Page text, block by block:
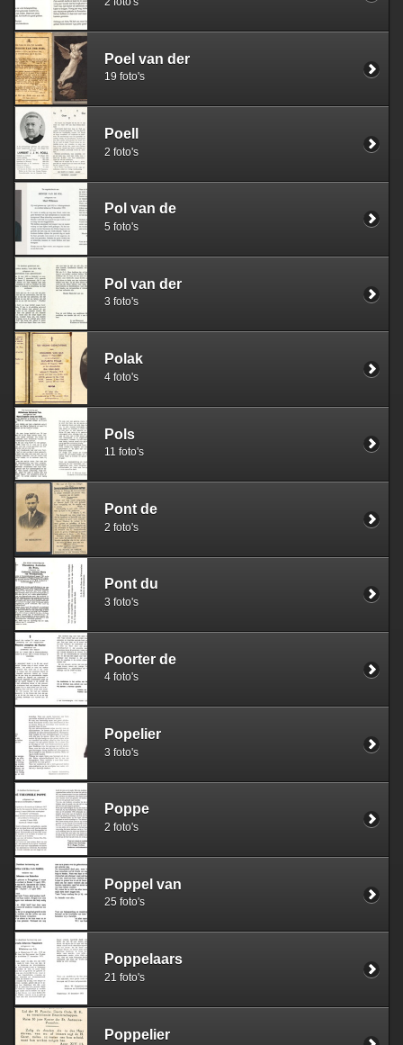
Poel van der
19 foto's
Poell
2 foto's
Pol van de
5 foto's
Pol van der
3 foto's
Polak
4 foto's
Pols
11 foto's
Pont de
2 foto's
Pont du
3 foto's
Poorter de
4 foto's
Popelier
3 foto's
Poppe
2 foto's
Poppel van
25 foto's
Poppelaars
21 foto's
Poppelier